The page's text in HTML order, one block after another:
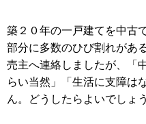
築２０年の一戸建てを中古
部分に多数のひび割れがあ
売主へ連絡しましたが、「
らい当然」「生活に支障は
ん。どうしたらよいでしょ